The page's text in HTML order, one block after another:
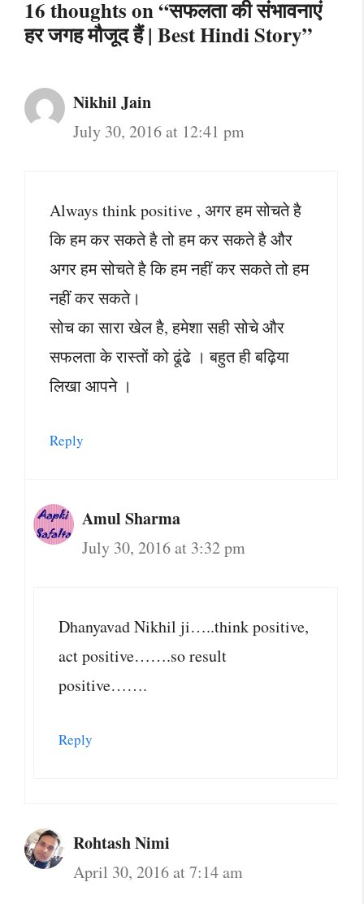
16 thoughts on “सफलता की संभावनाएं
हर जगह मौजूद हैं | Best Hindi Story”
Nikhil Jain
July 30, 2016 at 12:41 pm
Always think positive , अगर हम सोचते है
कि हम कर सकते है तो हम कर सकते है और
अगर हम सोचते है कि हम नहीं कर सकते तो हम
नहीं कर सकते।
सोच का सारा खेल है, हमेशा सही सोचे और
सफलता के रास्तों को ढूंढे । बहुत ही बढ़िया
लिखा आपने ।
Reply
Amul Sharma
July 30, 2016 at 3:32 pm
Dhanyavad Nikhil ji…..think positive,
act positive…….so result
positive…….
Reply
Rohtash Nimi
April 30, 2016 at 7:14 am